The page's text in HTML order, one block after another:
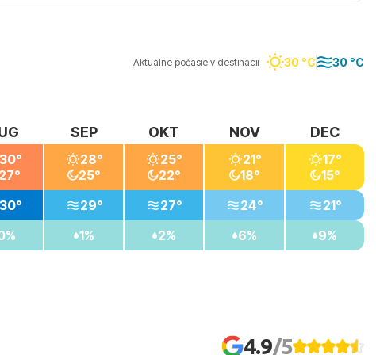
Aktuálne počasie v destinácii 30 °C 30 °C
30°
30°
SEP
28°
25°
29°
1%
OKT
25°
22°
27°
2%
NOV
21°
18°
24°
6%
DEC
17°
15°
21°
9%
4.9/5